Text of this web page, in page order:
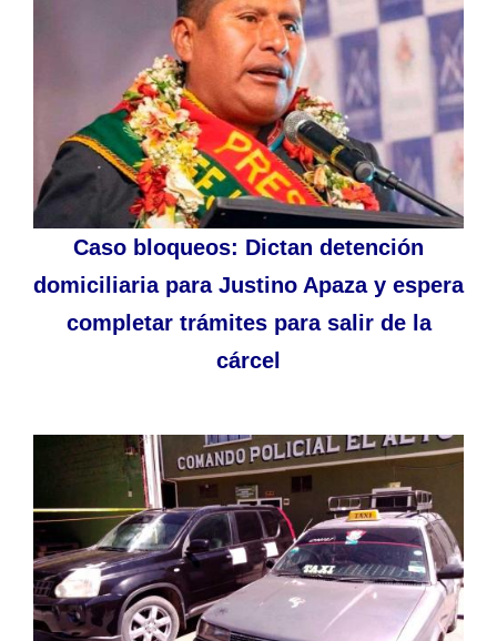
Caso bloqueos: Dictan detención
domiciliaria para Justino Apaza y espera
completar trámites para salir de la
cárcel